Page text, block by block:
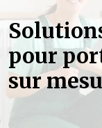
pour
sur